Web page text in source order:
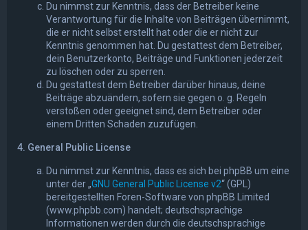
Du nimmst zur Kenntnis, dass der Betreiber keine
Verantwortung für die Inhalte von Beiträgen übernimmt,
die er nicht selbst erstellt hat oder die er nicht zur
Kenntnis genommen hat. Du gestattest dem Betreiber,
dein Benutzerkonto, Beiträge und Funktionen jederzeit
zu löschen oder zu sperren.
Du gestattest dem Betreiber darüber hinaus, deine
Beiträge abzuändern, sofern sie gegen o. g. Regeln
verstoßen oder geeignet sind, dem Betreiber oder
einem Dritten Schaden zuzufügen.
4. General Public License
Du nimmst zur Kenntnis, dass es sich bei phpBB um eine
unter der „GNU General Public License v2“ (GPL)
bereitgestellten Foren-Software von phpBB Limited
(www.phpbb.com) handelt; deutschsprachige
Informationen werden durch die deutschsprachige